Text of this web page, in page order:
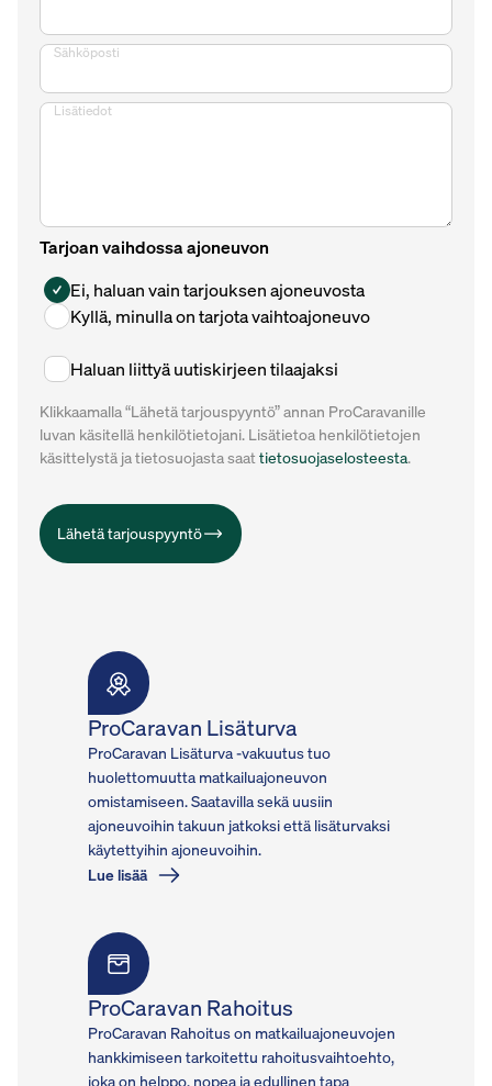
Sähköposti
Lisätiedot
Tarjoan vaihdossa ajoneuvon
Ei, haluan vain tarjouksen ajoneuvosta
Kyllä, minulla on tarjota vaihtoajoneuvo
Haluan liittyä uutiskirjeen tilaajaksi
Klikkaamalla “Lähetä tarjouspyyntö” annan ProCaravanille
luvan käsitellä henkilötietojani. Lisätietoa henkilötietojen
käsittelystä ja tietosuojasta saattietosuojaselosteesta.
Lähetä tarjouspyyntö
ProCaravan Lisäturva
ProCaravan Lisäturva -vakuutus tuo
huolettomuutta matkailuajoneuvon
omistamiseen. Saatavilla sekä uusiin
ajoneuvoihin takuun jatkoksi että lisäturvaksi
käytettyihin ajoneuvoihin.
Lue lisää
ProCaravan Rahoitus
ProCaravan Rahoitus on matkailuajoneuvojen
hankkimiseen tarkoitettu rahoitusvaihtoehto,
joka on helppo, nopea ja edullinen tapa